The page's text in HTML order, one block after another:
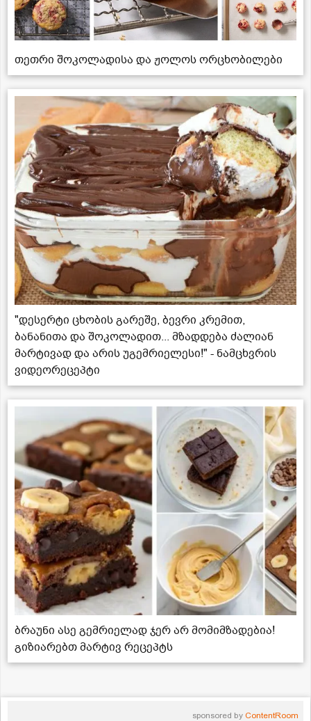
თეთრი შოკოლადისა და ჟოლოს ორცხობილები
"დესერტი ცხობის გარეშე, ბევრი კრემით,
ბანანითა და შოკოლადით... მზადდება ძალიან
მარტივად და არის უგემრიელესი!" - ნამცხვრის
ვიდეორეცეპტი
ბრაუნი ასე გემრიელად ჯერ არ მომიმზადებია!
გიზიარებთ მარტივ რეცეპტს
sponsored by ContentRoom